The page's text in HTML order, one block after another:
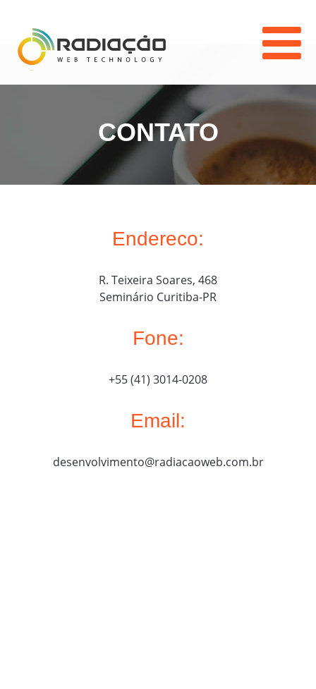
CONTATO
Endereco:
R. Teixeira Soares, 468
Seminário Curitiba-PR
Fone:
+55 (41) 3014-0208
Email:
desenvolvimento@radiacaoweb.com.br